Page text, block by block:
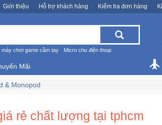
Giới thiệu Hỗ trợ khách hàng Kiểm tra đơn hàng
máy chơi game cầm tay Micro cho điện thoại
Mãi
& Monopod
rẻ chất lượng tại tphcm